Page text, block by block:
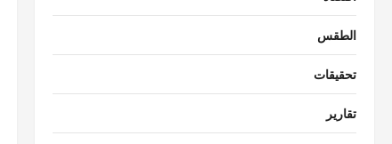
الطقس
تحقيقات
تقارير